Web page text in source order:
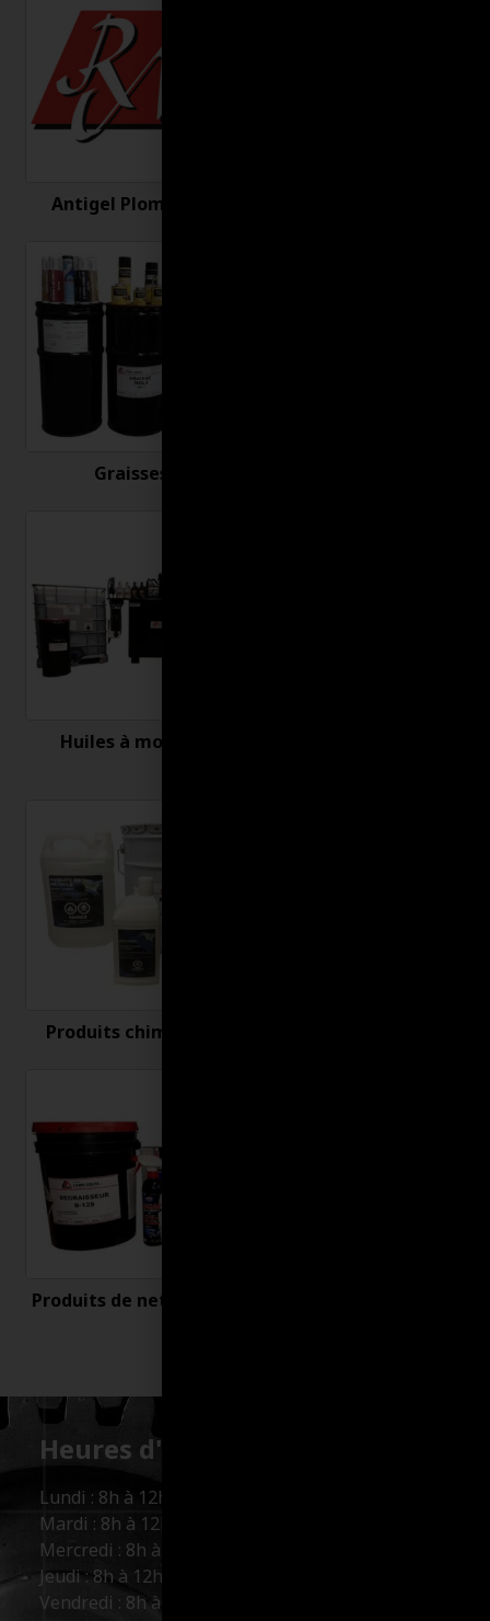
Antigel Plomberie
Graisses
Huiles à moteur
Produits chimiques
Produits de nettoyage
Heures d'ouverture :
Lundi : 8h à 12h et 13h à 17h
Mardi : 8h à 12h et 13h à 17h
Mercredi : 8h à 12h et 13h à 17h
Jeudi : 8h à 12h et 13h à 17h
Vendredi : 8h à 12h et 13h à 16h